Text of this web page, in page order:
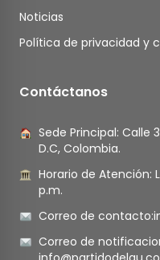
Noticias
Política de privacidad y
Contáctanos
Sede Principal: Calle
D.C, Colombia.
Horario de Atención:
p.m.
Correo de contacto:
Correo de